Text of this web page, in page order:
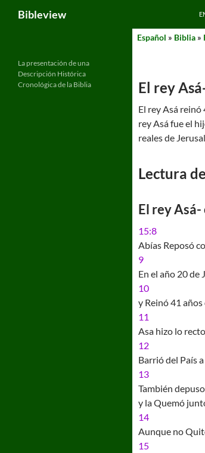
content
Bibleview
Español » Biblia »
El rey
El rey Asá reinó
rey Asá fue el
reales de
Lectura
El rey
15:8
Abías Reposó
9
En el año 20 de
10
y Reinó 41
11
Asa hizo lo
12
Barrió del País
13
También
y la Quemó
14
Aunque no
15
La presentación de una
Descripción Histórica
Cronológica de la Biblia